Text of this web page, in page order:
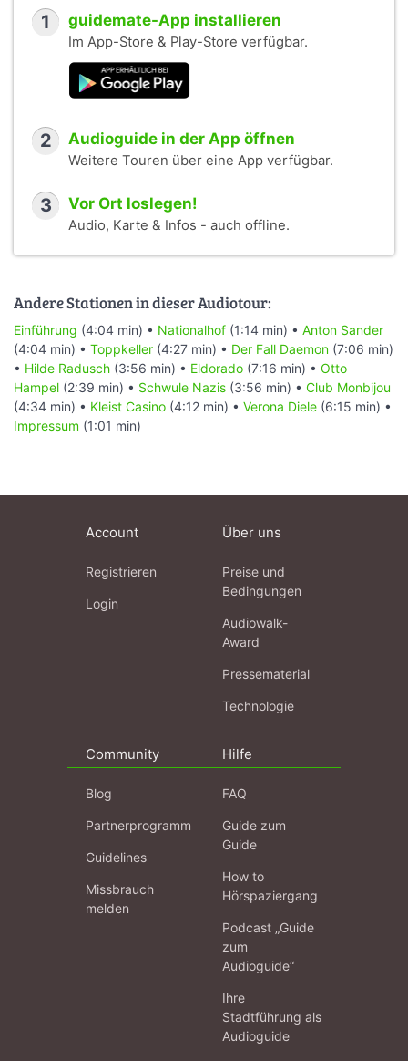
1 guidemate-App installieren
Im App-Store & Play-Store verfügbar.
2 Audioguide in der App öffnen
Weitere Touren über eine App verfügbar.
3 Vor Ort loslegen!
Audio, Karte & Infos - auch offline.
Andere Stationen in dieser Audiotour:
Einführung (4:04 min) • Nationalhof (1:14 min) • Anton Sander
(4:04 min) • Toppkeller (4:27 min) • Der Fall Daemon (7:06 min)
• Hilde Radusch (3:56 min) • Eldorado (7:16 min) • Otto
Hampel (2:39 min) • Schwule Nazis (3:56 min) • Club Monbijou
(4:34 min) • Kleist Casino (4:12 min) • Verona Diele (6:15 min) •
Impressum (1:01 min)
Account
Registrieren
Login
Über uns
Preise und
Bedingungen
Audiowalk-
Award
Pressematerial
Technologie
Community
Blog
Partnerprogramm
Guidelines
Missbrauch
melden
Hilfe
FAQ
Guide zum
Guide
How to
Hörspaziergang
Podcast „Guide
zum
Audioguide“
Ihre
Stadtführung als
Audioguide